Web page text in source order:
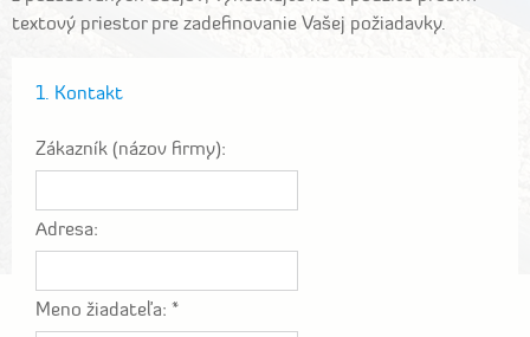
textový priestor pre zadefinovanie Vašej požiadavky.
1. Kontakt
Zákazník (názov firmy):
Adresa:
Meno žiadateľa: *